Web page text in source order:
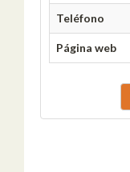
Teléfono
Página web